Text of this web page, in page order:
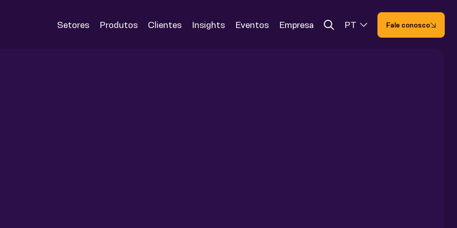
Setores
Produtos Clientes Insights Eventos Empresa PT Fale conosco